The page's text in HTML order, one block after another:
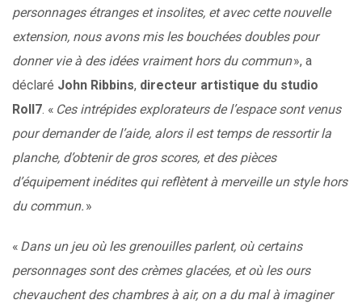
personnages étranges et insolites, et avec cette nouvelle
extension, nous avons mis les bouchées doubles pour
donner vie à des idées vraiment hors du commun», a
déclaré John Ribbins, directeur artistique du studio
Roll7. « Ces intrépides explorateurs de l’espace sont venus
pour demander de l’aide, alors il est temps de ressortir la
planche, d’obtenir de gros scores, et des pièces
d’équipement inédites qui reflètent à merveille un style hors
du commun. »
« Dans un jeu où les grenouilles parlent, où certains
personnages sont des crèmes glacées, et où les ours
chevauchent des chambres à air, on a du mal à imaginer